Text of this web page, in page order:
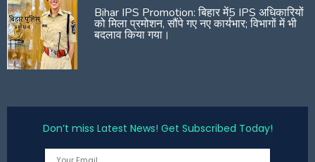
Bihar IPS Promotion: बिहार में5 IPS अधिकारियों
को मिला प्रमोशन, सौंपे गए नए कार्यभार; विभागों में भी
बदलाव किया गया।
Don’t miss Latest News! Get Subscribed Today!